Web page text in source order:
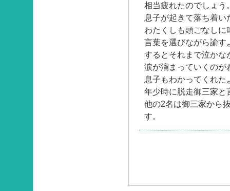
相当疲れたのでしょう
息子が起きて落ち着い
わたくしも頭ごなしに
言葉を選びながら諭す
するとそれまで泣かな
涙が溜まっていくのが
息子もわかってくれた
年少時に脱走御三家と
他の2名は御三家から
す。